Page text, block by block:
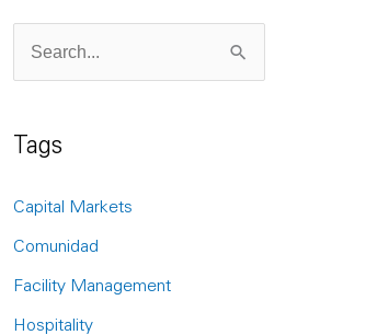
a
c
h
Tags
Capital Markets
Comunidad
Facility Management
Hospitality